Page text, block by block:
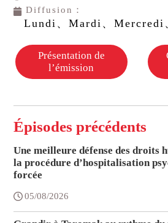
Diffusion：
Lundi、Mardi、Mercredi
Présentation de
l’émission
Épisodes précédents
Une meilleure défense des droits
la procédure d’hospitalisation
forcée
05/08/2026